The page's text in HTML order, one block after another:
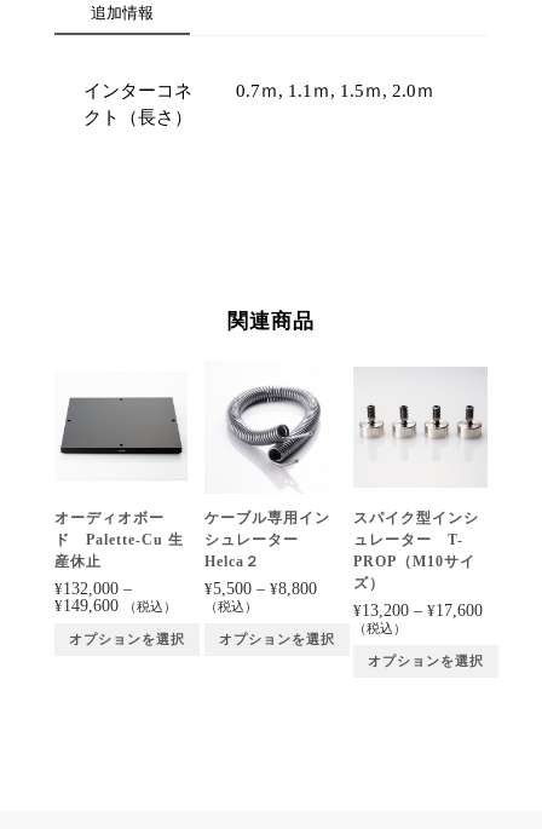
Inca7（RCA）
追加情報
インターコネ
クト（長さ）
0.7ｍ, 1.1ｍ, 1.5ｍ, 2.0ｍ
関連商品
オーディオボー
ド Palette-Cu 生
産休止
¥132,000–
¥149,600 （税込）
オプションを選択
ケーブル専用イン
シュレーター
Helca２
¥5,500– ¥8,800
（税込）
オプションを選択
スパイク型インシ
ュレーター T-
PROP（M10サイ
ズ）
¥13,200 –¥17,600
（税込）
オプションを選択